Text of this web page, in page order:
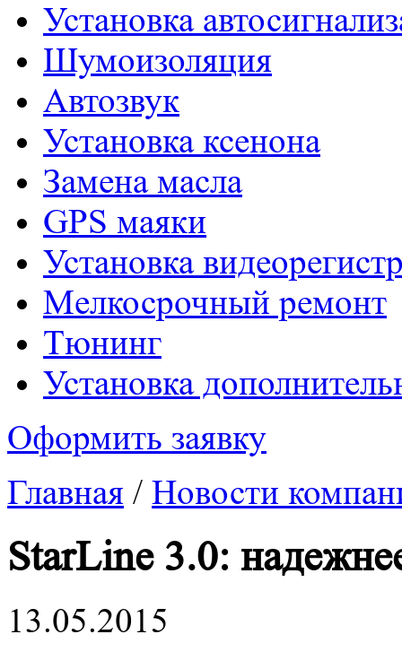
Установка
Шумоизоляция
Aвтозвук
Установка ксенона
Замена масла
GPS маяки
Установка
Mелкосрочный ремонт
Tюнинг
Установка
Оформить заявку
Главная / Новости
StarLine 3.0:
13.05.2015